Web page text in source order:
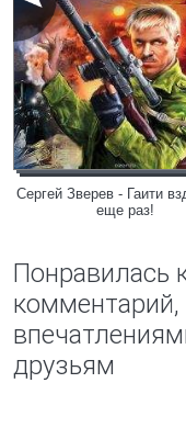
Сергей Зверев - Гаити
еще раз!
Понравилась
комментарий,
друзьям